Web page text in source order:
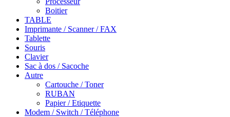
Boitier
TABLE
Imprimante / Scanner / FAX
Tablette
Souris
Clavier
Sac à dos / Sacoche
Autre
Cartouche / Toner
RUBAN
Papier / Etiquette
Modem / Switch / Téléphone